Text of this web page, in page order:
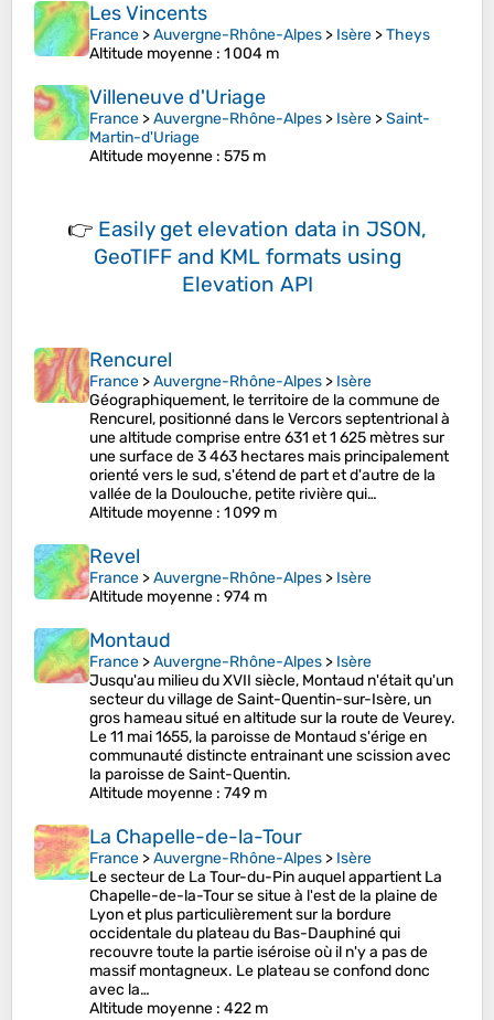
Les Vincents
France >Auvergne-Rhône-Alpes > Isère >Theys
Altitude moyenne : 1 004 m
Villeneuve d'Uriage
France >Auvergne-Rhône-Alpes > Isère >Saint-
Martin-d'Uriage
Altitude moyenne : 575 m
👉 Easily get elevation data in JSON,
GeoTIFF and KML formats using
Elevation API
Rencurel
France >Auvergne-Rhône-Alpes > Isère
Géographiquement, le territoire de la commune de
Rencurel, positionné dans le Vercors septentrional à
une altitude comprise entre 631 et 1 625 mètres sur
une surface de 3 463 hectares mais principalement
orienté vers le sud, s'étend de part et d'autre de la
vallée de la Doulouche, petite rivière qui…
Altitude moyenne : 1 099 m
Revel
France >Auvergne-Rhône-Alpes > Isère
Altitude moyenne : 974 m
Montaud
France >Auvergne-Rhône-Alpes > Isère
Jusqu'au milieu du XVII siècle, Montaud n'était qu'un
secteur du village de Saint-Quentin-sur-Isère, un
gros hameau situé en altitude sur la route de Veurey.
Le 11 mai 1655, la paroisse de Montaud s'érige en
communauté distincte entrainant une scission avec
la paroisse de Saint-Quentin.
Altitude moyenne : 749 m
La Chapelle-de-la-Tour
France >Auvergne-Rhône-Alpes > Isère
Le secteur de La Tour-du-Pin auquel appartient La
Chapelle-de-la-Tour se situe à l'est de la plaine de
Lyon et plus particulièrement sur la bordure
occidentale du plateau du Bas-Dauphiné qui
recouvre toute la partie iséroise où il n'y a pas de
massif montagneux. Le plateau se confond donc
avec la…
Altitude moyenne : 422 m